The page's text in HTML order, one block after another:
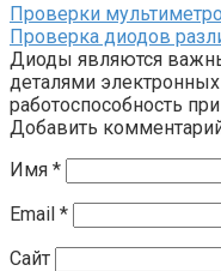
Проверки
Проверка диодов
Диоды являются
деталями
работоспособность
Добавить
Имя *
Email *
Сайт